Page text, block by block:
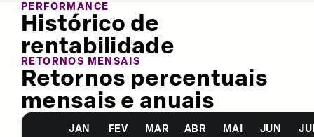
PERFORMANCE
Histórico de
rentabilidade
RETORNOS MENSAIS
Retornos percentuais
mensais e anuais
JAN FEV MAR ABR MAI JUN